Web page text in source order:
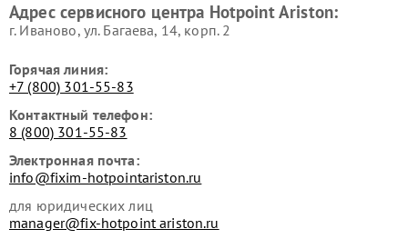
Ariston
Hotpoint Ariston
Адрес сервисного центра Hotpoint Ariston:
г. Иваново, ул. Багаева, 14, корп. 2
Горячая линия:
+7 (800) 301-55-83
Контактный телефон:
8 (800) 301-55-83
Электронная почта:
info@fixim-hotpointariston.ru
для юридических лиц
manager@fix-hotpoint ariston.ru